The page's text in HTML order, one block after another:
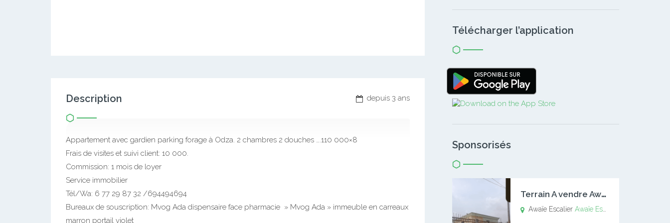
depuis 3 ans
Description
Appartement avec gardien parking forage à Odza. 2 chambres 2 douches ….110 000×8
Frais de visites et suivi client: 10 000.
Commission: 1 mois de loyer
Service immobilier
Tél/Wa: 6 77 29 87 32 /694494694
Bureaux de souscription: Mvog Ada dispensaire face pharmacie » Mvog Ada » immeuble en carreaux
marron portail violet
Télécharger l’application
Sponsorisés
T
errain A vendre Awaïe Escalier
Awaïe EscalierAwaïe Escalier